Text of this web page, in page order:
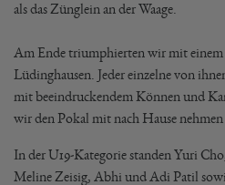
als das Zünglein an der Waage.
Am Ende triumphierten wir mit einem
Lüdinghausen. Jeder einzelne von
mit beeindruckendem Können und
wir den Pokal mit nach Hause nehmen
In der U19-Kategorie standen Yuri
Meline Zeisig, Abhi und Adi Patil